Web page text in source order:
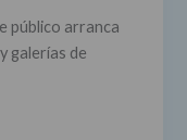
público arranca
galerías de